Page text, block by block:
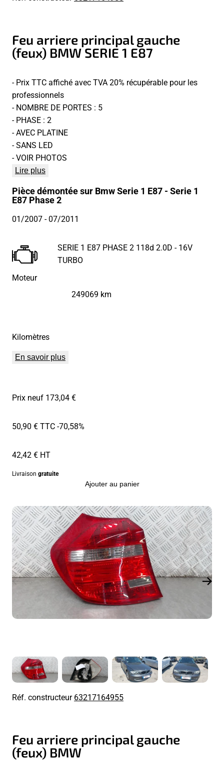
Feu arriere principal gauche
(feux) BMW SERIE 1 E87
- Prix TTC affiché avec TVA 20% récupérable pour les
professionnels
- NOMBRE DE PORTES : 5
- PHASE : 2
- AVEC PLATINE
- SANS LED
- VOIR PHOTOS
Lire plus
Pièce démontée sur Bmw Serie 1 E87 - Serie 1
E87 Phase 2
01/2007- 07/2011
Moteur
SERIE 1 E87 PHASE 2 118d 2.0D - 16V
TURBO
Kilomètres
249069 km
En savoir plus
Prix neuf 173,04 €
50,90 € TTC-70,58%
42,42 € HT
Livraison gratuite
Ajouter au panier
Réf. constructeur63217164955
Feu arriere principal gauche
(feux) BMW